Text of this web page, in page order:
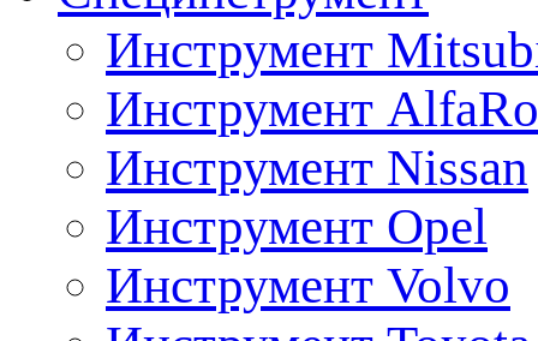
Инструмент
Инструмент
Инструмент Nissan
Инструмент Opel
Инструмент Volvo